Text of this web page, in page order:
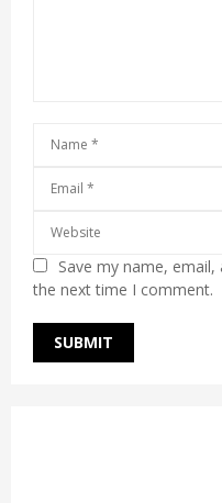
Save my name,
the next time I comment.